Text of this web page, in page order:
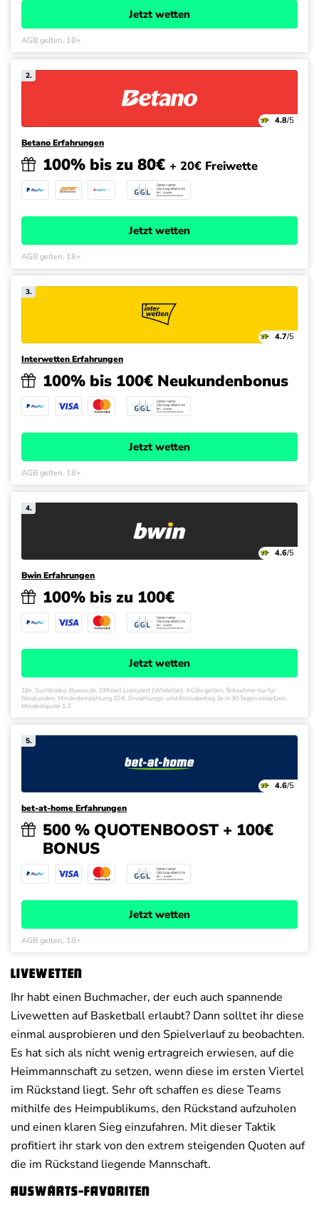
Jetzt wetten
AGB gelten, 18+
2.
4.8/5
Betano Erfahrungen
100% bis zu 80€ + 20€ Freiwette
Jetzt wetten
AGB gelten, 18+
3.
4.7/5
Interwetten Erfahrungen
100% bis 100€ Neukundenbonus
Jetzt wetten
AGB gelten, 18+
4.
4.6/5
Bwin Erfahrungen
100% bis zu 100€
Jetzt wetten
18+. Suchtrisiko. Buwei.de. Offiziell Lizenziert (Whitelist). AGBs gelten. Teilnahme nur für
Neukunden. Mindesteinzahlung 10 €. Einzahlungs- und Bonusbetrag 3x in 90 Tagen einsetzen.
Mindestquote 1.7.
5.
4.6/5
bet-at-home Erfahrungen
500 % QUOTENBOOST + 100€
BONUS
Jetzt wetten
AGB gelten, 18+
Livewetten
Ihr habt einen Buchmacher, der euch auch spannende
Livewetten auf Basketball erlaubt? Dann solltet ihr diese
einmal ausprobieren und den Spielverlauf zu beobachten.
Es hat sich als nicht wenig ertragreich erwiesen, auf die
Heimmannschaft zu setzen, wenn diese im ersten Viertel
im Rückstand liegt. Sehr oft schaffen es diese Teams
mithilfe des Heimpublikums, den Rückstand aufzuholen
und einen klaren Sieg einzufahren. Mit dieser Taktik
profitiert ihr stark von den extrem steigenden Quoten auf
die im Rückstand liegende Mannschaft.
Auswärts-Favoriten